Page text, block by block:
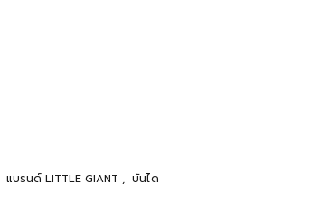
แบรนด์ LITTLE GIANT , บันได